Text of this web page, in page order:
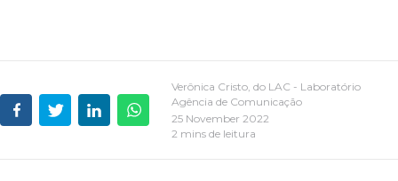
Verônica Cristo, do LAC - Laboratório
Agência de Comunicação
25 November 2022
2 mins de leitura